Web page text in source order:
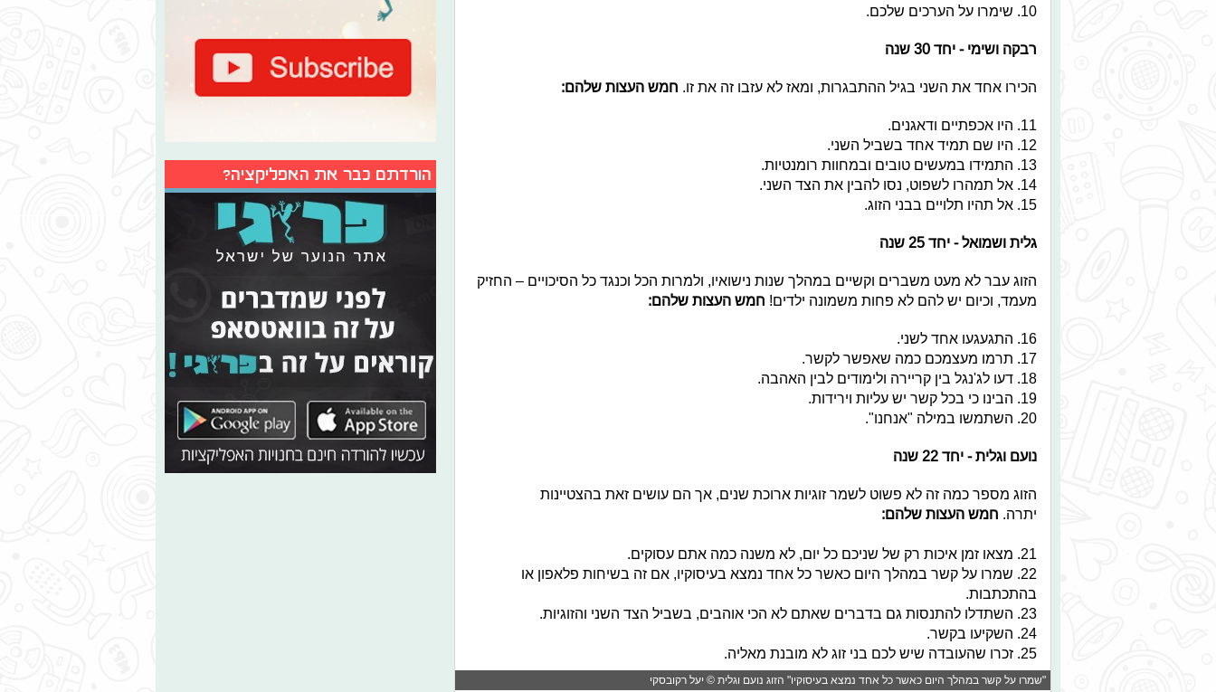
10. שימרו על הערכים שלכם.
רבקה ושימי - יחד 30 שנה
הכירו אחד את השני בגיל ההתבגרות, ומאז לא עזבו זה את זו. חמש העצות שלהם:
11. היו אכפתיים ודאגנים.
12. היו שם תמיד אחד בשביל השני.
13. התמידו במעשים טובים ובמחוות רומנטיות.
14. אל תמהרו לשפוט, נסו להבין את הצד השני.
15. אל תהיו תלויים בבני הזוג.
גלית ושמואל - יחד 25 שנה
הזוג עבר לא מעט משברים וקשיים במהלך שנות נישואיו, ולמרות הכל וכנגד כל הסיכויים – החזיק
מעמד, וכיום יש להם לא פחות משמונה ילדים! חמש העצות שלהם:
16. התגעגעו אחד לשני.
17. תרמו מעצמכם כמה שאפשר לקשר.
18. דעו לג'נגל בין קריירה ולימודים לבין האהבה.
19. הבינו כי בכל קשר יש עליות וירידות.
20. השתמשו במילה "אנחנו".
נועם וגלית - יחד 22 שנה
הזוג מספר כמה זה לא פשוט לשמר זוגיות ארוכת שנים, אך הם עושים זאת בהצטיינות
יתרה. חמש העצות שלהם:
21. מצאו זמן איכות רק של שניכם כל יום, לא משנה כמה אתם עסוקים.
22. שמרו על קשר במהלך היום כאשר כל אחד נמצא בעיסוקיו, אם זה בשיחות פלאפון או
בהתכתבות.
23. השתדלו להתנסות גם בדברים שאתם לא הכי אוהבים, בשביל הצד השני והזוגיות.
24. השקיעו בקשר.
25. זכרו שהעובדה שיש לכם בני זוג לא מובנת מאליה.
"שמרו על קשר במהלך היום כאשר כל אחד נמצא בעיסוקיו" הזוג נועם וגלית © יעל רקובסקי
הורדתם כבר את האפליקציה?